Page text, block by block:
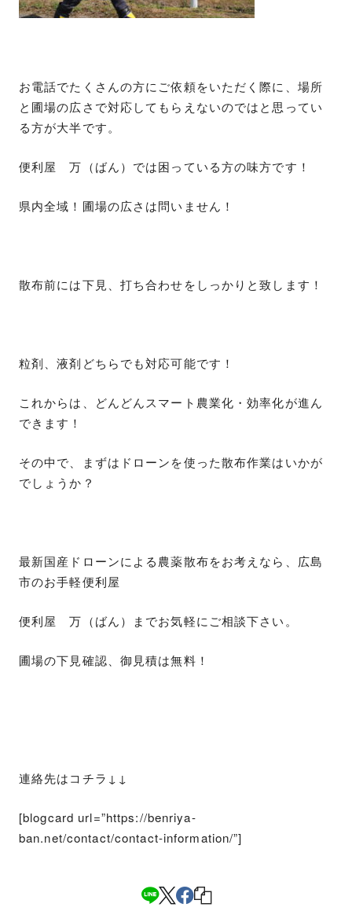
お電話でたくさんの方にご依頼をいただく際に、場所
と圃場の広さで対応してもらえないのではと思ってい
る方が大半です。
便利屋 万（ばん）では困っている方の味方です！
県内全域！圃場の広さは問いません！
散布前には下見、打ち合わせをしっかりと致します！
粒剤、液剤どちらでも対応可能です！
これからは、どんどんスマート農業化・効率化が進ん
できます！
その中で、まずはドローンを使った散布作業はいかが
でしょうか？
最新国産ドローンによる農薬散布をお考えなら、広島
市のお手軽便利屋
便利屋 万（ばん）までお気軽にご相談下さい。
圃場の下見確認、御見積は無料！
連絡先はコチラ↓↓
[blogcard url=”https://benriya-
ban.net/contact/contact-information/”]